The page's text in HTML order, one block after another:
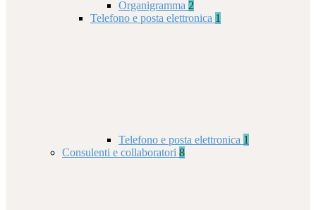
Organigramma 2
Telefono e posta elettronica 1
Telefono e posta elettronica 1
Consulenti e collaboratori 8